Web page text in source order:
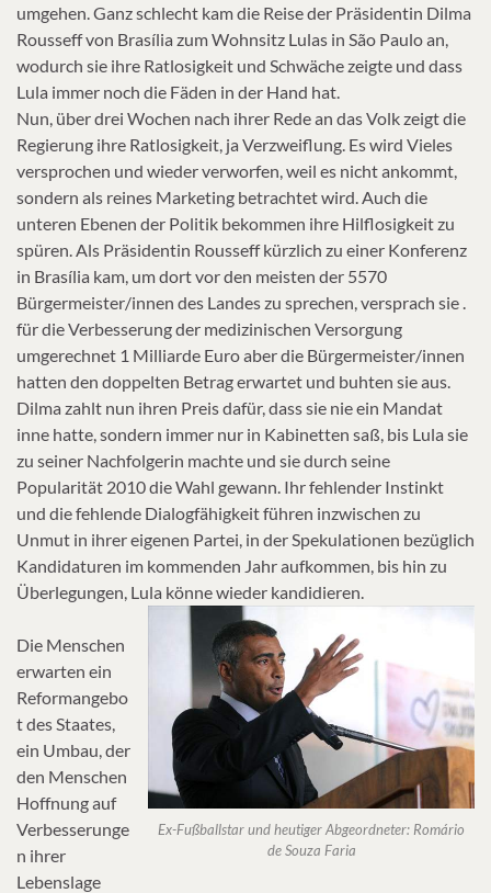
umgehen. Ganz schlecht kam die Reise der Präsidentin Dilma
Rousseff von Brasília zum Wohnsitz Lulas in São Paulo an,
wodurch sie ihre Ratlosigkeit und Schwäche zeigte und dass
Lula immer noch die Fäden in der Hand hat.
Nun, über drei Wochen nach ihrer Rede an das Volk zeigt die
Regierung ihre Ratlosigkeit, ja Verzweiflung. Es wird Vieles
versprochen und wieder verworfen, weil es nicht ankommt,
sondern als reines Marketing betrachtet wird. Auch die
unteren Ebenen der Politik bekommen ihre Hilflosigkeit zu
spüren. Als Präsidentin Rousseff kürzlich zu einer Konferenz
in Brasília kam, um dort vor den meisten der 5570
Bürgermeister/innen des Landes zu sprechen, versprach sie .
für die Verbesserung der medizinischen Versorgung
umgerechnet 1 Milliarde Euro aber die Bürgermeister/innen
hatten den doppelten Betrag erwartet und buhten sie aus.
Dilma zahlt nun ihren Preis dafür, dass sie nie ein Mandat
inne hatte, sondern immer nur in Kabinetten saß, bis Lula sie
zu seiner Nachfolgerin machte und sie durch seine
Popularität 2010 die Wahl gewann. Ihr fehlender Instinkt
und die fehlende Dialogfähigkeit führen inzwischen zu
Unmut in ihrer eigenen Partei, in der Spekulationen bezüglich
Kandidaturen im kommenden Jahr aufkommen, bis hin zu
Überlegungen, Lula könne wieder kandidieren.
Ex-Fußballstar und heutiger Abgeordneter: Romário
de Souza Faria
Die Menschen
erwarten ein
Reformangebo
t des Staates,
ein Umbau, der
den Menschen
Hoffnung auf
Verbesserunge
n ihrer
Lebenslage